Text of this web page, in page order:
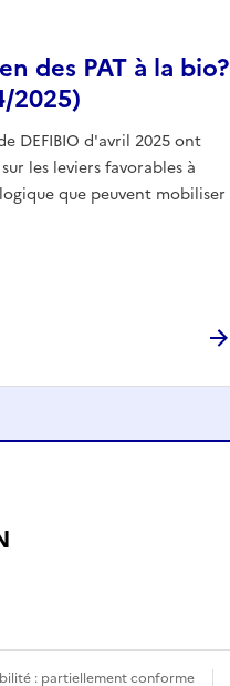
des PAT à la bio?
2025)
DEFIBIO d'avril 2025 ont
les leviers favorables à
que peuvent mobiliser
: partiellement conforme